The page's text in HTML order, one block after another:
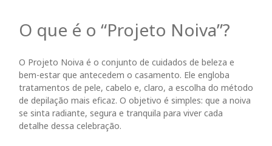
O que é o “Projeto Noiva”?
O Projeto Noiva é o conjunto de cuidados de beleza e
bem-estar que antecedem o casamento. Ele engloba
tratamentos de pele, cabelo e, claro, a escolha do método
de depilação mais eficaz. O objetivo é simples: que a noiva
se sinta radiante, segura e tranquila para viver cada
detalhe dessa celebração.